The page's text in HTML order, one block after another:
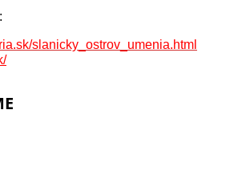
slanicky_ostrov_umenia.html